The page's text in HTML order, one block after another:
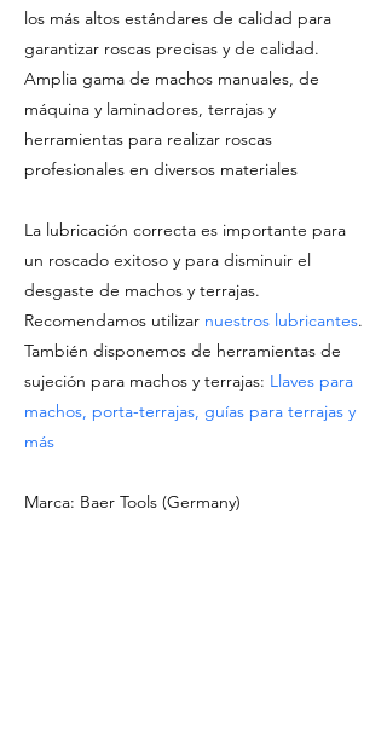
los más altos estándares de calidad para
garantizar roscas precisas y de calidad.
Amplia gama de machos manuales, de
máquina y laminadores, terrajas y
herramientas para realizar roscas
profesionales en diversos materiales
La lubricación correcta es importante para
un roscado exitoso y para disminuir el
desgaste de machos y terrajas.
Recomendamos utilizar nuestros lubricantes.
También disponemos de herramientas de
sujeción para machos y terrajas: Llaves para
machos, porta-terrajas, guías para terrajas y
más
Marca: Baer Tools (Germany)